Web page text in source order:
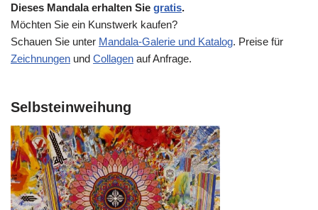
Dieses Mandala erhalten Sie gratis.
Möchten Sie ein Kunstwerk kaufen?
Schauen Sie unter Mandala-Galerie und Katalog. Preise für
Zeichnungen und Collagen auf Anfrage.
Selbsteinweihung